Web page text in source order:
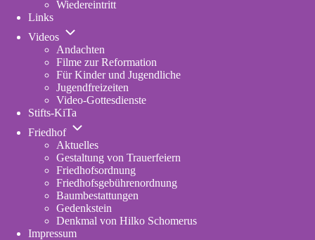
Wiedereintritt
Links
Videos
Unternavigation
Videos
Andachten
Filme zur Reformation
Für Kinder und Jugendliche
Jugendfreizeiten
Video-Gottesdienste
Stifts-KiTa
in
tab)
Friedhof
Unternavigation
Friedhof
Aktuelles
Gestaltung von Trauerfeiern
Friedhofsordnung
Friedhofsgebührenordnung
tab)
Baumbestattungen
Gedenkstein
Denkmal von Hilko Schomerus
Impressum